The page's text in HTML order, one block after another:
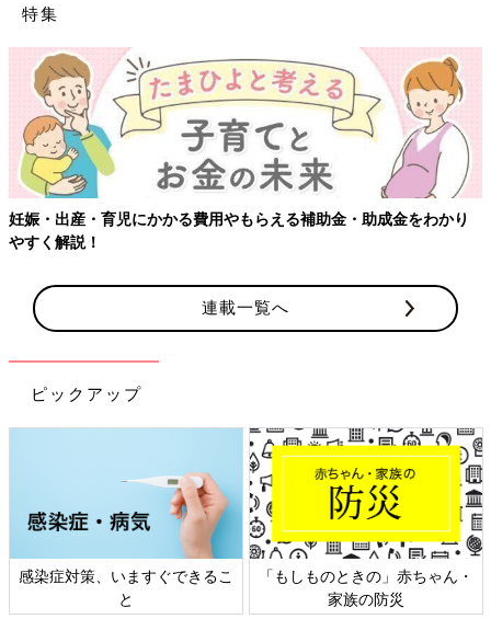
特集
・育児にかかる費用やもらえる補助金・助成金をわかり
！
【ワク
連載一覧へ
ピックアップ
染症対策、いますぐできるこ
「もしものときの」赤ちゃん・
家族の防災